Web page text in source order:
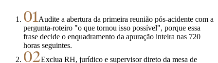
01Audite a abertura da primeira reunião pós-acidente com a
pergunta-roteiro "o que tornou isso possível", porque essa
frase decide o enquadramento da apuração inteira nas 720
horas seguintes.
02Exclua RH, jurídico e supervisor direto da mesa de